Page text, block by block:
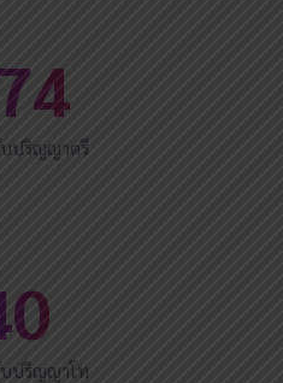
ปริญญาตรี
ปริญญาโท